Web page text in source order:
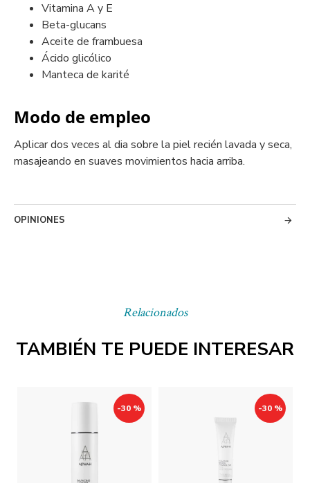
Relacionados
TAMBIÉN TE PUEDE INTERESAR
-30 % -30 %
Vitamina A y E
Beta-glucans
Aceite de frambuesa
Ácido glicólico
Manteca de karité
Modo de empleo
Aplicar dos veces al dia sobre la piel recién lavada y seca,
masajeando en suaves movimientos hacia arriba.
OPINIONES